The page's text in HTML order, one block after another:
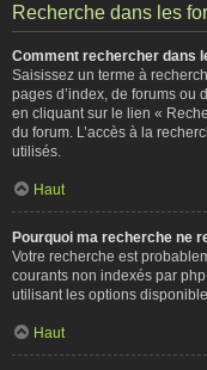
Recherche dans les
Comment rechercher dans
Saisissez un terme à
pages d’index, de forums ou
en cliquant sur le lien «
du forum. L’accès à la
utilisés.
Haut
Pourquoi ma recherche ne
Votre recherche est
courants non indexés par
utilisant les options
Haut